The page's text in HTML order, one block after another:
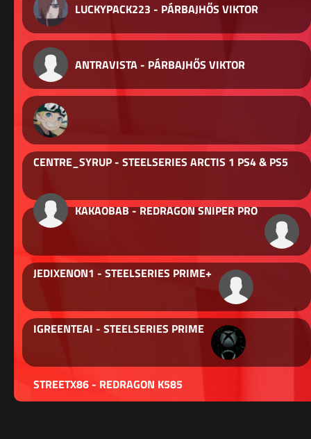
LUCKYPACK223 - PÁRBAJHŐS VIKTOR
ANTRAVISTA - PÁRBAJHŐS VIKTOR
CENTRE_SYRUP - STEELSERIES ARCTIS 1 PS4 & PS5
KAKAOBAB - REDRAGON SNIPER PRO
JEDIXENON1 - STEELSERIES PRIME+
IGREENTEAI - STEELSERIES PRIME
STREETX86 - REDRAGON K585